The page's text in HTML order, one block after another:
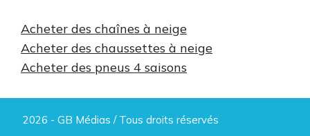
Acheter des chaînes à neige
Acheter des chaussettes à neige
Acheter des pneus 4 saisons
2026 - GB Médias / Tous droits réservés